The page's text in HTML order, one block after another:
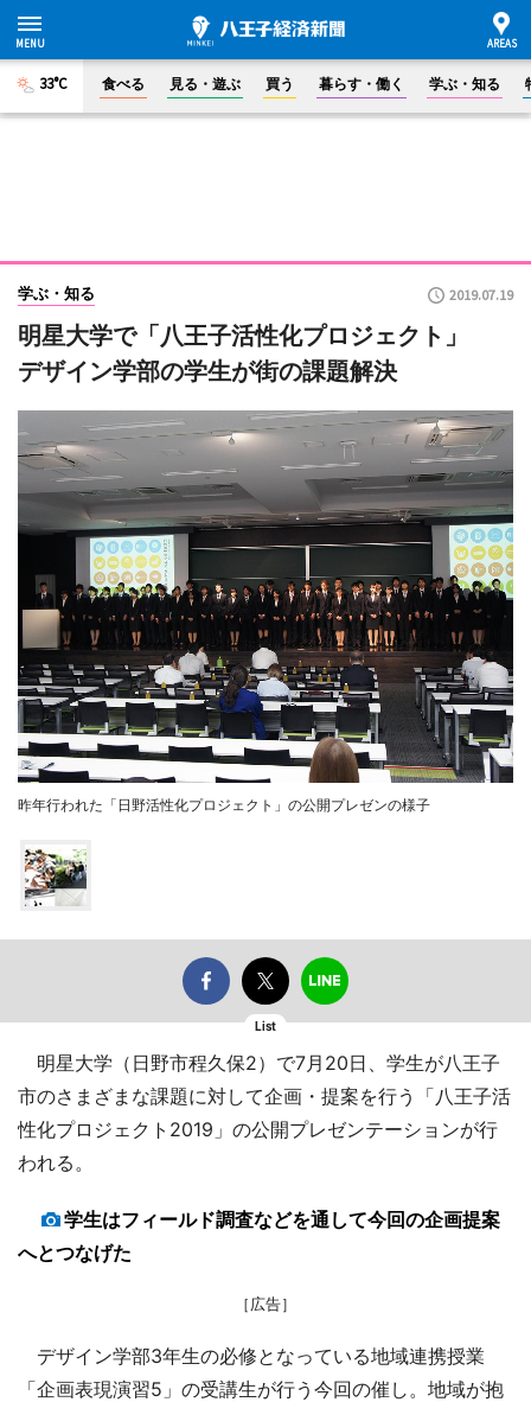
33°C 食べる 見る・遊ぶ 買う 暮らす・働く 学ぶ・知る
学ぶ・知る 2019.07.19
明星大学で「八王子活性化プロジェクト」
デザイン学部の学生が街の課題解決
昨年行われた「日野活性化プロジェクト」の公開プレゼンの様子
List
明星大学（日野市程久保2）で7月20日、学生が八王子
市のさまざまな課題に対して企画・提案を行う「八王子活
性化プロジェクト2019」の公開プレゼンテーションが行
われる。
学生はフィールド調査などを通して今回の企画提案
へとつなげた
［広告］
デザイン学部3年生の必修となっている地域連携授業
「企画表現演習5」の受講生が行う今回の催し。地域が抱